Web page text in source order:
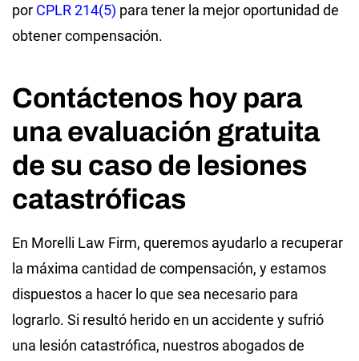
por CPLR 214(5) para tener la mejor oportunidad de
obtener compensación.
Contáctenos hoy para
una evaluación gratuita
de su caso de lesiones
catastróficas
En Morelli Law Firm, queremos ayudarlo a recuperar
la máxima cantidad de compensación, y estamos
dispuestos a hacer lo que sea necesario para
lograrlo. Si resultó herido en un accidente y sufrió
una lesión catastrófica, nuestros abogados de